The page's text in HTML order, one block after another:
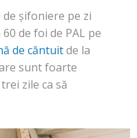
șifoniere pe zi
de foi de PAL pe
de căntuitde la
sunt foarte
zile ca să